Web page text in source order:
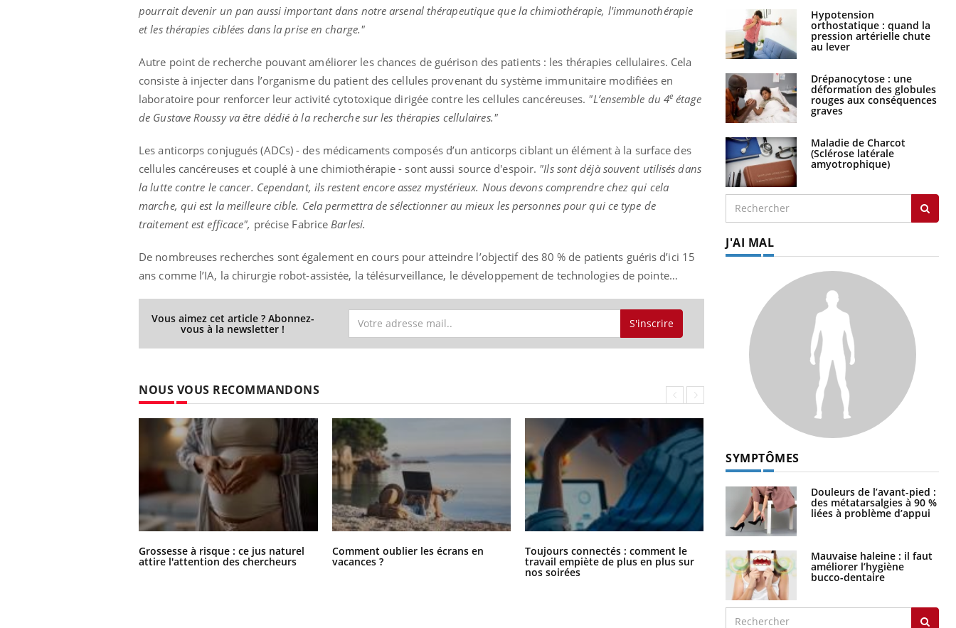
pourrait devenir un pan aussi important dans notre arsenal thérapeutique que la chimiothérapie, l'immunothérapie
et les thérapies ciblées dans la prise en charge."
Autre point de recherche pouvant améliorer les chances de guérison des patients : les thérapies cellulaires. Cela
consiste à injecter dans l’organisme du patient des cellules provenant du système immunitaire modifiées en
laboratoire pour renforcer leur activité cytotoxique dirigée contre les cellules cancéreuses. "L’ensemble du 4e étage
de Gustave Roussy va être dédié à la recherche sur les thérapies cellulaires."
Les anticorps conjugués (ADCs) - des médicaments composés d’un anticorps ciblant un élément à la surface des
cellules cancéreuses et couplé à une chimiothérapie - sont aussi source d'espoir. "Ils sont déjà souvent utilisés dans
la lutte contre le cancer. Cependant, ils restent encore assez mystérieux. Nous devons comprendre chez qui cela
marche, qui est la meilleure cible. Cela permettra de sélectionner au mieux les personnes pour qui ce type de
traitement est efficace", précise Fabrice Barlesi.
De nombreuses recherches sont également en cours pour atteindre l’objectif des 80 % de patients guéris d’ici 15
ans comme l’IA, la chirurgie robot-assistée, la télésurveillance, le développement de technologies de pointe…
Vous aimez cet article ? Abonnez-
vous à la newsletter ! S'inscrire
NOUS VOUS RECOMMANDONS
Grossesse à risque : ce jus naturel
attire l'attention des chercheurs
Comment oublier les écrans en
vacances ?
Toujours connectés : comment le
travail empiète de plus en plus sur
nos soirées
Cancer colorectal : une stratégie
simple aurait changé la donne au
Pays basque
Hypotension
orthostatique : quand la
pression artérielle chute
au lever
Drépanocytose : une
déformation des globules
rouges aux conséquences
graves
Maladie de Charcot
(Sclérose latérale
amyotrophique)
J'AI MAL
SYMPTÔMES
Douleurs de l’avant-pied :
des métatarsalgies à 90 %
liées à problème d’appui
Mauvaise haleine : il faut
améliorer l’hygiène
bucco-dentaire